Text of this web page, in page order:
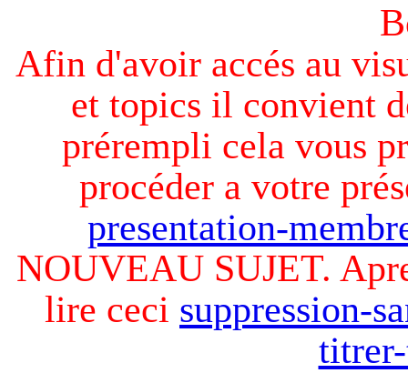
Afin d'avoir accés au
et topics il convient
prérempli cela vous
procéder a votre
presentation-
NOUVEAU SUJET.
lire ceci suppression-